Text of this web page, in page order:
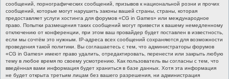
сообщений, порнографических сообщений, призывов к национальной розни и прочих
сообщений, которые могут нарушить законы вашей страны, страны, которая
предоставляет услуги хостинга для форумов «CG in Games» или международное
право. Попытки размещения таких сообщений могут привести к вашему немедленному
отключению от конференции, при этом ваш провайдер будет поставлен в известность,
если мы сочтём это нужным. IP-адреса всех сообщений сохраняются для возможности
проведения такой политики. Вы соглашаетесь с тем, что администраторы форумов
«CG in Games» имеют право удалить, отредактировать, перенести или закрыть любую
тему в любое время по своему усмотрению. Как пользователь вы согласны с тем, что
введённая вами информация будет храниться в базе данных. Хотя эта информация
не будет открыта третьим лицам без вашего разрешения, ни администрация